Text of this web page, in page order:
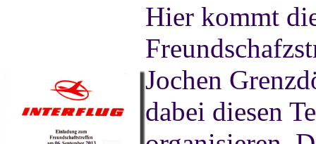
Hier kommt
Jochen
dabei diesen